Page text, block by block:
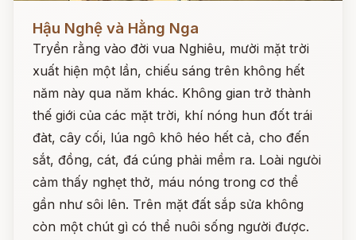
Hậu Nghệ và Hằng Nga
Tryền rằng vào đời vua Nghiêu, mười mặt trời
xuất hiện một lần, chiếu sáng trên không hết
năm này qua năm khác. Không gian trở thành
thế giới của các mặt trời, khí nóng hun đốt trái
đàt, cây cối, lúa ngô khô héo hết cả, cho đến
sắt, đồng, cát, đá cúng phải mềm ra. Loài ngưòi
cảm thấy nghẹt thở, máu nóng trong cơ thể
gần như sôi lên. Trên mặt đất sắp sửa không
còn một chút gì có thể nuôi sống người được.